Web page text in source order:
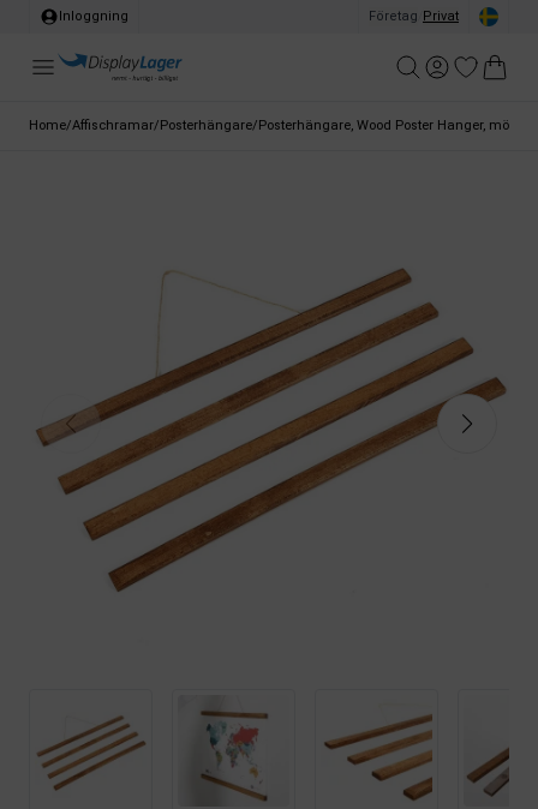
Inloggning Företag Privat
Home/Affischramar/Posterhängare/Posterhängare, Wood Poster Hanger, mörk